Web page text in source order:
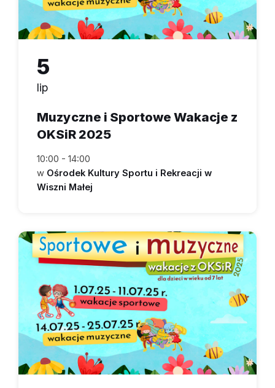
5
lip
Muzyczne i Sportowe Wakacje z
OKSiR 2025
10:00 - 14:00
w Ośrodek Kultury Sportu i Rekreacji w
Wiszni Małej